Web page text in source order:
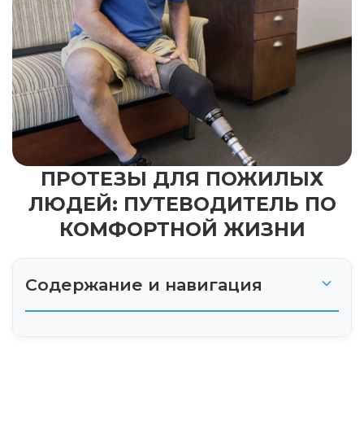
ПРОТЕЗЫ ДЛЯ ПОЖИЛЫХ
ЛЮДЕЙ: ПУТЕВОДИТЕЛЬ ПО
КОМФОРТНОЙ ЖИЗНИ
Содержание и навигация